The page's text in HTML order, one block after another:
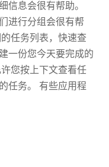
信息会很有帮助。
进行分组会很有帮
任务列表，快速查
一份您今天要完成的
您按上下文查看任
任务。 有些应用程